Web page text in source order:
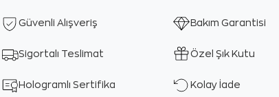
Güvenli Alışveriş Bakım Garantisi
Sigortalı Teslimat Özel Şık Kutu
Hologramlı Sertifika Kolay İade